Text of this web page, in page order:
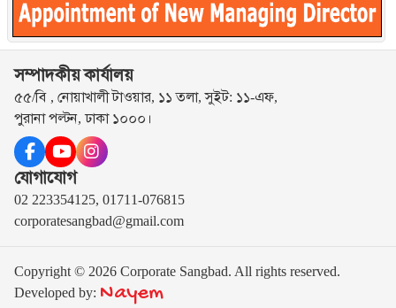
সম্পাদকীয় কার্যালয়
৫৫/বি , নোয়াখালী টাওয়ার, ১১ তলা, সুইট: ১১-এফ,
পুরানা পল্টন, ঢাকা ১০০০।
যোগাযোগ
02 223354125, 01711-076815
corporatesangbad@gmail.com
Copyright © 2026 Corporate Sangbad. All rights reserved.
Developed by: Nayem